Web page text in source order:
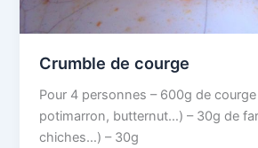
Crumble de courge
Pour 4 personnes – 600g de
potimarron, butternut…) – 30g de
chiches…) – 30g